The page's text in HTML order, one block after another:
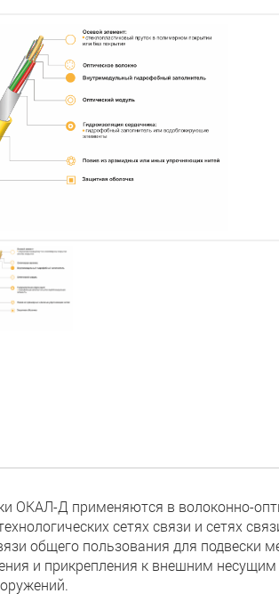
ОКАЛ-Д применяются в волоконно-
сетях связи и сетях
общего пользования для
и прикрепления к внешним